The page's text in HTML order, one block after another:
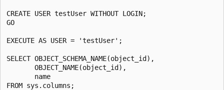
CREATE USER testUser WITHOUT LOGIN;
GO
EXECUTE AS USER = 'testUser';
SELECT OBJECT_SCHEMA_NAME(object_id),
       OBJECT_NAME(object_id),
       name
FROM sys.columns;